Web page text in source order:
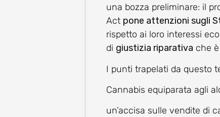
una bozza preliminare: il
Act pone attenzioni sugli
rispetto ai loro interessi
di giustizia riparativa che
I punti trapelati da questo
Cannabis equiparata agli
un’accisa sulle vendite di